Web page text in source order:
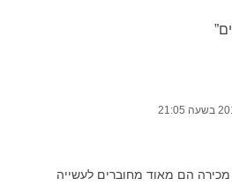
”
הם מאוד מחוברים לעשייה